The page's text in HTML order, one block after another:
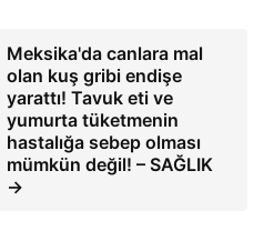
Meksika'da canlara mal
olan kuş gribi endişe
yarattı! Tavuk eti ve
yumurta tüketmenin
hastalığa sebep olması
mümkün değil! – SAĞLIK
→